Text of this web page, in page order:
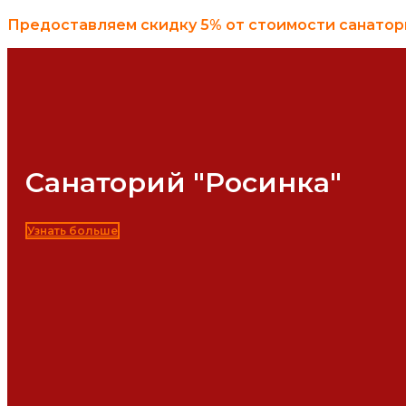
Предоставляем скидку 5% от стоимости
Санаторий "Росинка"
Узнать больше